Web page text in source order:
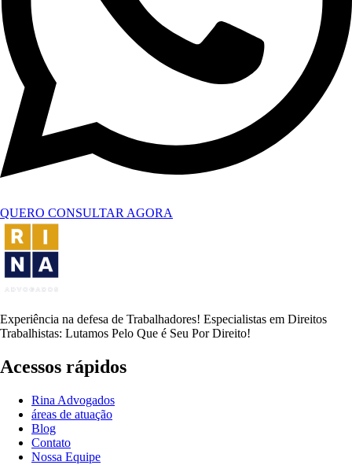
QUERO CONSULTAR AGORA
Experiência na defesa de Trabalhadores! Especialistas em Direitos
Trabalhistas: Lutamos Pelo Que é Seu Por Direito!
Acessos rápidos
Rina Advogados
áreas de atuação
Blog
Contato
Nossa Equipe